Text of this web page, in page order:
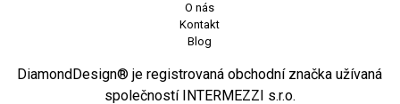
O nás
Kontakt
Blog
DiamondDesign® je registrovaná obchodní značka užívaná
společností INTERMEZZI s.r.o.